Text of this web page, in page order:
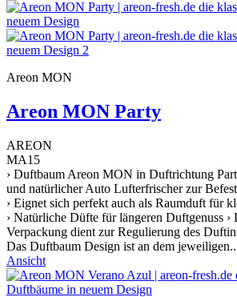
Areon MON
Areon MON Party
AREON
MA15
› Duftbaum Areon MON in Duftrichtung
und natürlicher Auto Lufterfrischer zur
› Eignet sich perfekt auch als Raumduft für
› Natürliche Düfte für längeren Duftgenuss
Verpackung dient zur Regulierung des
Das Duftbaum Design ist an dem
Ansicht